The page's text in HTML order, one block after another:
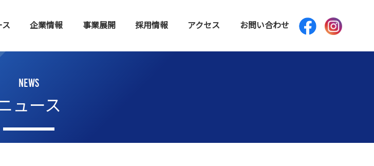
企業情報 事業展開 採用情報 アクセス お問い合わせ
NEWS
ュース